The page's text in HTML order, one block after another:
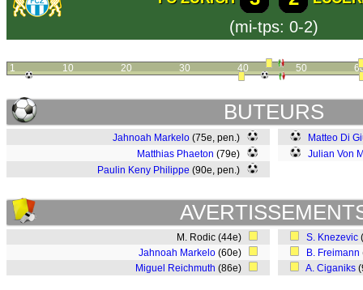
(mi-tps: 0-2)
1 10 20 30 40 50
BUTEURS
Jahnoah Markelo (75e, pen.)
Matthias Phaeton (79e)
Paulin Keny Philippe (90e, pen.)
Matteo Di
Julian Von
M. Rodic (44e)
Jahnoah Markelo (60e)
Miguel Reichmuth (86e)
S. Knezevic
B. Freimann
A. Ciganiks